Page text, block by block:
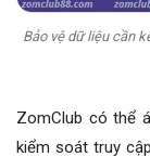
Bảo vệ dữ liệu cần
ZomClub có thể
kiểm soát truy